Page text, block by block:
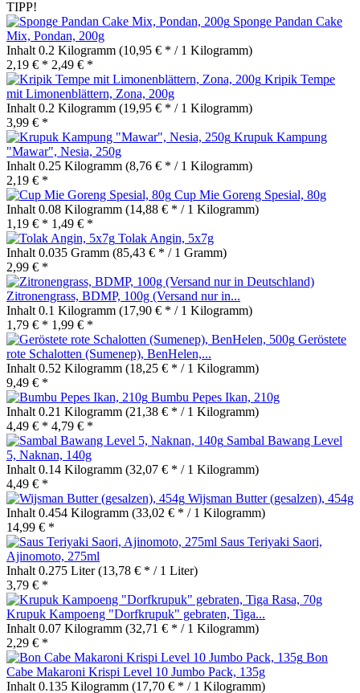
TIPP!
Sponge Pandan Cake
Mix, Pondan, 200g
Inhalt 0.2 Kilogramm (10,95 € * / 1 Kilogramm)
2,19 € * 2,49 € *
Kripik Tempe
mit Limonenblättern, Zona, 200g
Inhalt 0.2 Kilogramm (19,95 € * / 1 Kilogramm)
3,99 € *
Krupuk Kampung
"Mawar", Nesia, 250g
Inhalt 0.25 Kilogramm (8,76 € * / 1 Kilogramm)
2,19 € *
Cup Mie Goreng Spesial, 80g
Inhalt 0.08 Kilogramm (14,88 € * / 1 Kilogramm)
1,19 € * 1,49 € *
Tolak Angin, 5x7g
Inhalt 0.035 Gramm (85,43 € * / 1 Gramm)
2,99 € *
Zitronengrass, BDMP, 100g (Versand nur in...
Inhalt 0.1 Kilogramm (17,90 € * / 1 Kilogramm)
1,79 € * 1,99 € *
Geröstete
rote Schalotten (Sumenep), BenHelen,...
Inhalt 0.52 Kilogramm (18,25 € * / 1 Kilogramm)
9,49 € *
Bumbu Pepes Ikan, 210g
Inhalt 0.21 Kilogramm (21,38 € * / 1 Kilogramm)
4,49 € * 4,79 € *
Sambal Bawang Level
5, Naknan, 140g
Inhalt 0.14 Kilogramm (32,07 € * / 1 Kilogramm)
4,49 € *
Wijsman Butter (gesalzen), 454g
Inhalt 0.454 Kilogramm (33,02 € * / 1 Kilogramm)
14,99 € *
Saus Teriyaki Saori,
Ajinomoto, 275ml
Inhalt 0.275 Liter(13,78 € * / 1 Liter)
3,79 € *
Krupuk Kampoeng "Dorfkrupuk" gebraten, Tiga...
Inhalt 0.07 Kilogramm (32,71 € * / 1 Kilogramm)
2,29 € *
Bon
Cabe Makaroni Krispi Level 10 Jumbo Pack, 135g
Inhalt 0.135 Kilogramm (17,70 € * / 1 Kilogramm)